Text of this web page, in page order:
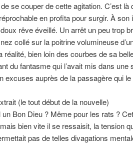
se couper de cette agitation. C’est là
en profita pour surgir. À
rêve éveillé. Un arrêt un peu trop
collé sur la poitrine volumineuse
réalité, bien loin des courbes de sa
du fantasme qui l’avait mis dans une
excuses auprès de la passagère qui
(le tout début de la nouvelle)
un Bon Dieu ? Même pour les rats ?
bien vite il se ressaisit, la tension
pas de telles divagations